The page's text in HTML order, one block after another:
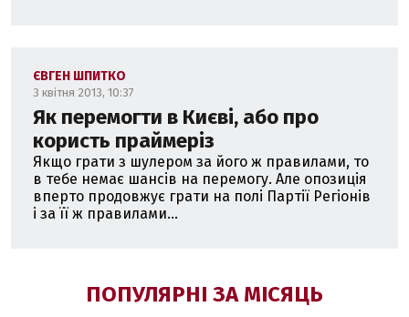
ЄВГЕН ШПИТКО
3 квітня 2013, 10:37
Як перемогти в Києві, або про
користь праймеріз
Якщо грати з шулером за його ж правилами, то
в тебе немає шансів на перемогу. Але опозиція
вперто продовжує грати на полі Партії Регіонів
і за її ж правилами...
ПОПУЛЯРНІ ЗА МІСЯЦЬ